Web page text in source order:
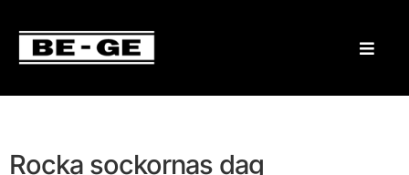
Rocka sockornas dag